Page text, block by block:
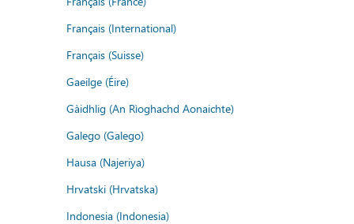
Français (International)
Français (Suisse)
Gaeilge (Éire)
Gàidhlig (An Rìoghachd Aonaichte)
Galego (Galego)
Hausa (Najeriya)
Hrvatski (Hrvatska)
Indonesia (Indonesia)